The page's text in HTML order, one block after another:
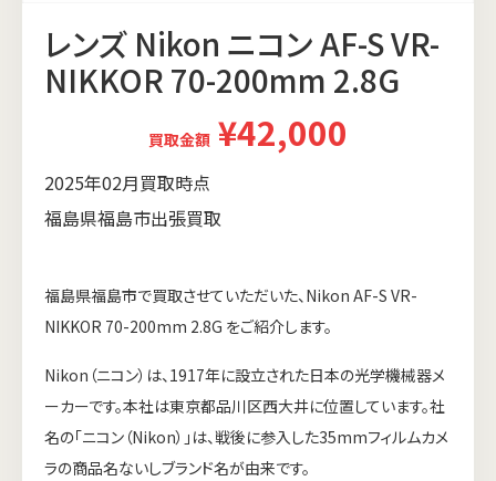
レンズ Nikon ニコン AF-S VR-
NIKKOR 70-200mm 2.8G
買取金額 ¥42,000
2025年02月買取時点
福島県福島市出張買取
福島県福島市で買取させていただいた、Nikon AF-S VR-
NIKKOR 70-200mm 2.8G をご紹介します。
Nikon（ニコン）は、1917年に設立された日本の光学機械器メ
ーカーです。本社は東京都品川区西大井に位置しています。社
名の「ニコン（Nikon）」は、戦後に参入した35mmフィルムカメ
ラの商品名ないしブランド名が由来です。